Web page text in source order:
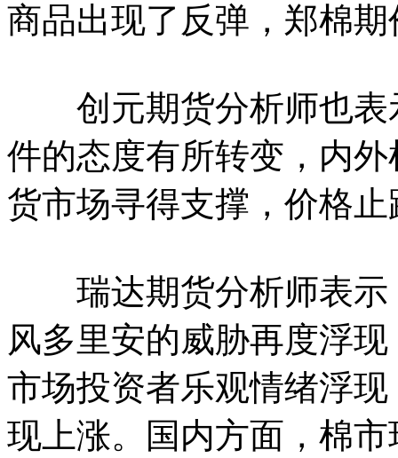
商品出现了反弹，郑棉
创元期货分析师也表
件的态度有所转变，内
货市场寻得支撑，价格
瑞达期货分析师表示
风多里安的威胁再度浮
市场投资者乐观情绪浮
现上涨。国内方面，棉